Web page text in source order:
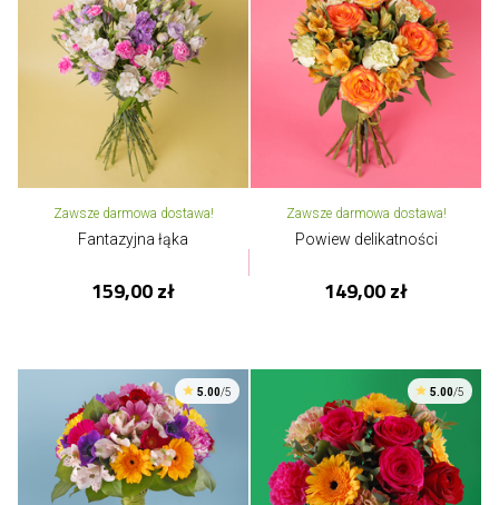
Zawsze darmowa dostawa!
Fantazyjna łąka
159,00 zł
Zawsze darmowa dostawa!
Powiew delikatności
149,00 zł
5.00/5 5.00/5